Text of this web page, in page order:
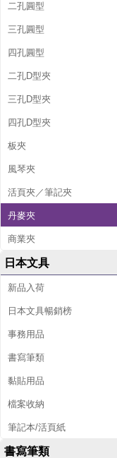
二孔圓型
三孔圓型
四孔圓型
二孔D型夾
三孔D型夾
四孔D型夾
板夾
風琴夾
活頁夾／筆記夾
丹麥夾
商業夾
日本文具
新品入荷
日本文具暢銷榜
事務用品
書寫筆類
黏貼用品
檔案收納
筆記本/活頁紙
書寫筆類